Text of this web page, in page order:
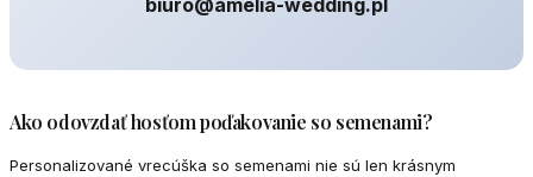
Ako odovzdať hosťom poďakovanie so semenami?
Personalizované vrecúška so semenami nie sú len krásnym